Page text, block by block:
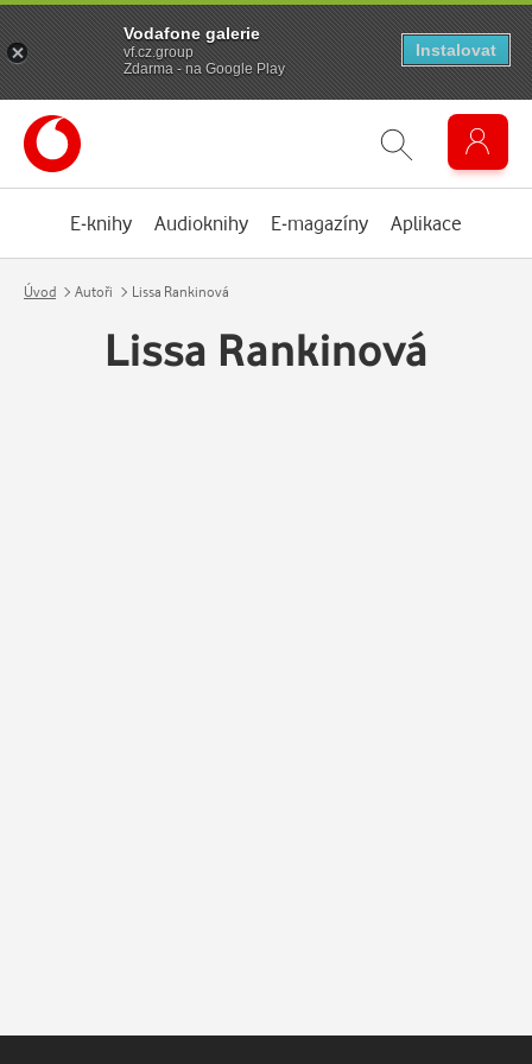
E-knihy Audioknihy E-magazíny Aplikace
Úvod Autoři Lissa Rankinová
Lissa Rankinová
Vodafone galerie
vf.cz.group
Zdarma - na Google Play
Instalovat